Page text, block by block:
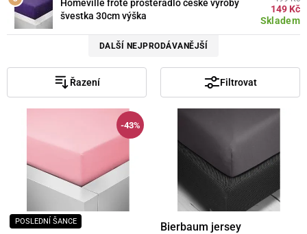
Homeville froté prostěradlo české výroby
švestka 30cm výška
Skladem
149 Kč
DALŠÍ NEJPRODÁVANĚJŠÍ
Řazení Filtrovat
-43%
POSLEDNÍ ŠANCE
Bierbaum jersey